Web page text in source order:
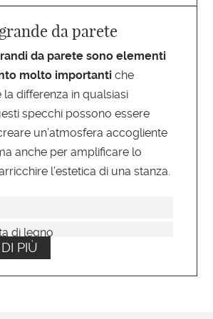
da parete
da parete sono elementi
molto importanti che
differenza in qualsiasi
specchi possono essere
un’atmosfera accogliente
anche per amplificare lo
l’estetica di una stanza.
di legno
PIÙ